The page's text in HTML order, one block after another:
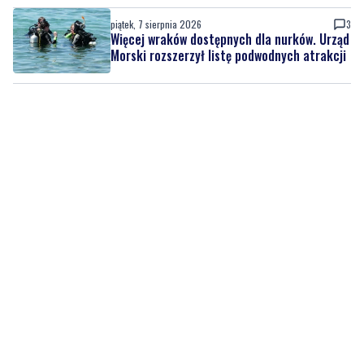
piątek, 7 sierpnia 2026 3
Więcej wraków dostępnych dla nurków. Urząd
Morski rozszerzył listę podwodnych atrakcji